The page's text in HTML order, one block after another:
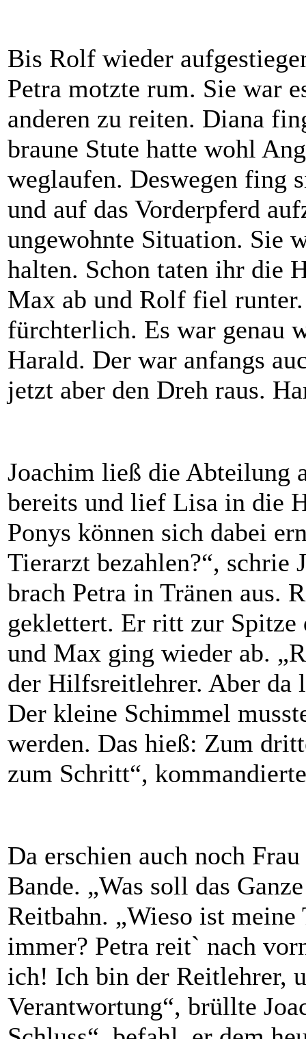
Bis Rolf wieder
Petra motzte rum. Sie war
anderen zu reiten. Diana
braune Stute hatte wohl
weglaufen. Deswegen fing
und auf das Vorderpferd
ungewohnte Situation. Sie
halten. Schon taten ihr die
Max ab und Rolf fiel
fürchterlich. Es war genau
Harald. Der war anfangs
jetzt aber den Dreh raus.
Joachim ließ die Abteilung
bereits und lief Lisa in die
Ponys können sich dabei
Tierarzt bezahlen?“, schrie
brach Petra in Tränen aus.
geklettert. Er ritt zur Spitze
und Max ging wieder ab.
der Hilfsreitlehrer. Aber da
Der kleine Schimmel
werden. Das hieß: Zum
zum Schritt“,
Da erschien auch noch
Bande. „Was soll das
Reitbahn. „Wieso ist
immer? Petra reit` nach
ich! Ich bin der Reitlehrer,
Verantwortung“, brüllte